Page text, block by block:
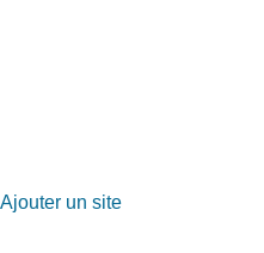
Ajouter un site